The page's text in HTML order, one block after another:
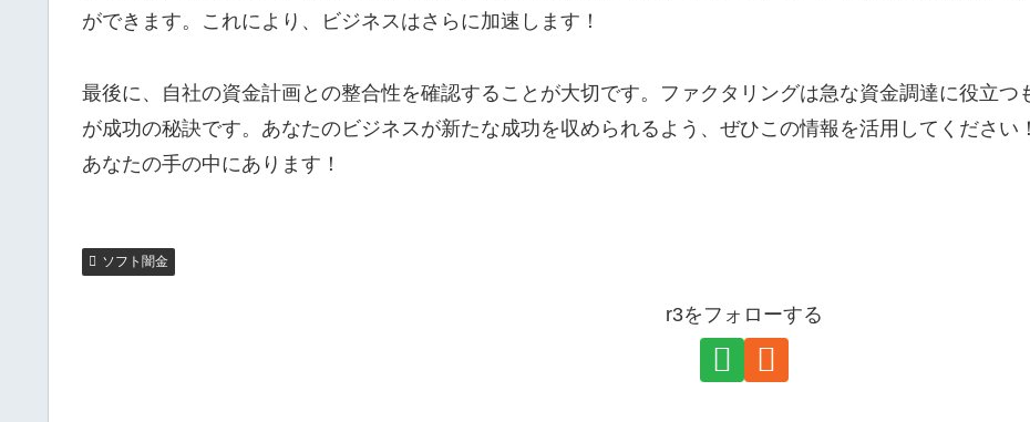
ができます。これにより、ビジネスはさらに加速します！
最後に、自社の資金計画との整合性を確認することが大切です。ファクタリングは急な資金調達に役立つ
が成功の秘訣です。あなたのビジネスが新たな成功を収められるよう、ぜひこの情報を活用してくださ
あなたの手の中にあります！
ソフト闇金
r3をフォローする